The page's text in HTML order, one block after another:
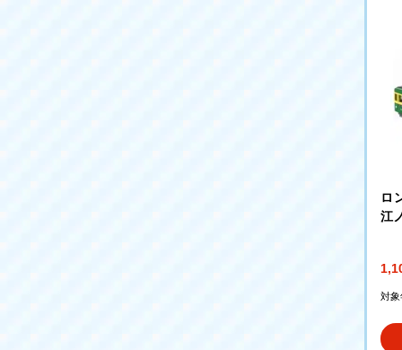
ロ
江
対象